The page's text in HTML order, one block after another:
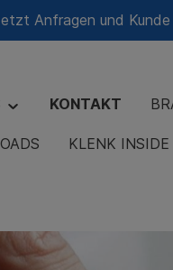
Anfragen und
KONTAKT
KLENK INSIDE